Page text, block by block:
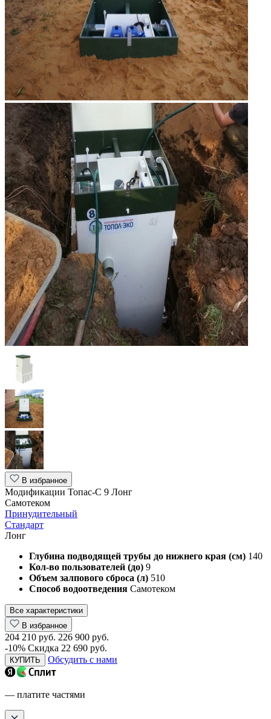
В избранное
Модификации Топас-С 9 Лонг
Самотеком
Принудительный
Стандарт
Лонг
Глубина подводящей трубы до нижнего края (см) 140
Кол-во пользователей (до) 9
Объем залпового сброса (л) 510
Способ водоотведения Самотеком
Все характеристики
В избранное
204 210 руб. 226 900 руб.
-10% Скидка 22 690 руб.
КУПИТЬ Обсудить с нами
— платите частями